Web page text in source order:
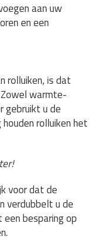
aan uw
en een
rolluiken, is dat
warmte-
gebruikt u de
rolluiken het
voor dat de
verdubbelt u de
besparing op